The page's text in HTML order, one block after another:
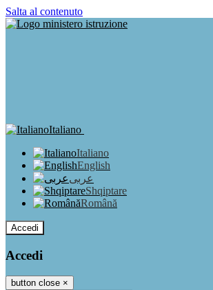
Salta al contenuto
Italiano
Italiano
English
عربى
Shqiptare
Română
Accedi
Accedi
button close ×